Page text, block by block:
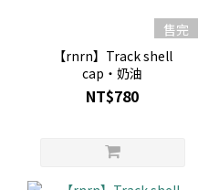
售完
【rnrn】Track shell
cap・奶油
NT$780